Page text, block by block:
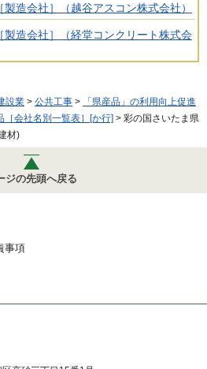
造会社］（越谷アスコン株式会社）
造会社］（経堂コンクリート株式会
設業 > 公共工事 >
「県産品」の利用向上促進
［会社名別一覧表］[か行] > 彩の国さいたま県
材)
ジの先頭へ戻る
事項